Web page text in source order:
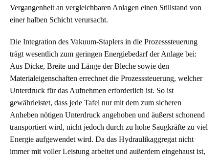
Vergangenheit an vergleichbaren Anlagen einen Stillstand von
einer halben Schicht verursacht.
Die Integration des Vakuum-Staplers in die Prozesssteuerung
trägt wesentlich zum geringen Energiebedarf der Anlage bei:
Aus Dicke, Breite und Länge der Bleche sowie den
Materialeigenschaften errechnet die Prozesssteuerung, welcher
Unterdruck für das Aufnehmen erforderlich ist. So ist
gewährleistet, dass jede Tafel nur mit dem zum sicheren
Anheben nötigen Unterdruck angehoben und äußerst schonend
transportiert wird, nicht jedoch durch zu hohe Saugkräfte zu viel
Energie aufgewendet wird. Da das Hydraulikaggregat nicht
immer mit voller Leistung arbeitet und außerdem eingehaust ist,